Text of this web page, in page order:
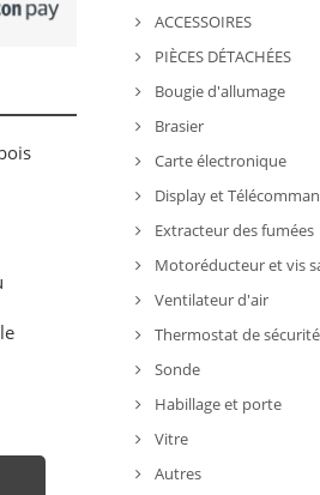
ACCESSOIRES
PIÈCES DÉTACHÉES
Bougie d'allumage
Brasier
Carte électronique
Display et
Extracteur des fumées
Motoréducteur et vis
Ventilateur d'air
Thermostat de sécurité
Sonde
Habillage et porte
Vitre
Autres